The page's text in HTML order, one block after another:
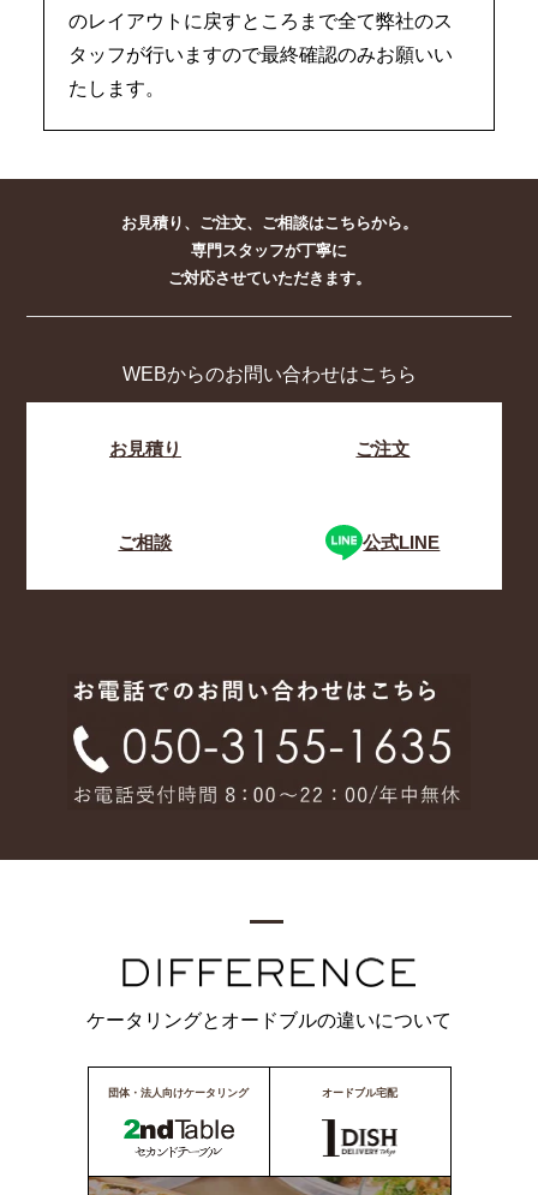
のレイアウトに戻すところまで全て弊社のス
タッフが行いますので最終確認のみお願いい
たします。
お見積り、ご注文、ご相談はこちらから。
専門スタッフが丁寧に
ご対応させていただきます。
WEBからのお問い合わせはこちら
お見積り ご注文
ご相談 公式LINE
ケータリングとオードブルの違いについて
団体・法人向けケータリング オードブル宅配